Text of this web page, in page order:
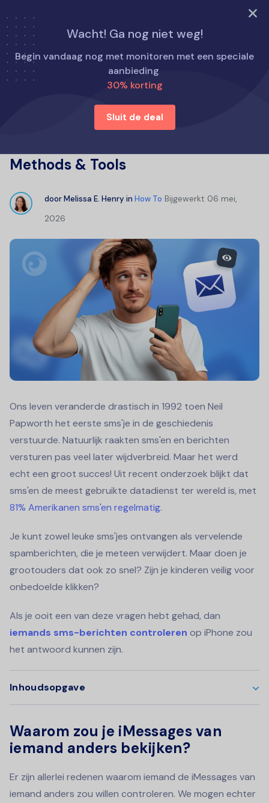
PROBEER NU
Wacht! Ga nog niet weg!
Begin vandaag nog met monitoren met een speciale
aanbieding
30% korting
Sluit de deal
Home
Hoe te
How to See Someone Text Messages on iPhone: Proven
Methods & Tools
How to See Someone Text
Methods & Tools
doorMelissa E. Henry in How To Bijgewerkt 06 mei,
2026
Ons leven veranderde drastisch in 1992 toen Neil
Papworth het eerste sms'je in de geschiedenis
verstuurde. Natuurlijk raakten sms'en en berichten
versturen pas veel later wijdverbreid. Maar het werd
echt een groot succes! Uit recent onderzoek blijkt dat
sms'en de meest gebruikte datadienst ter wereld is, met
81% Amerikanen sms'en regelmatig.
Je kunt zowel leuke sms'jes ontvangen als vervelende
spamberichten, die je meteen verwijdert. Maar doen je
grootouders dat ook zo snel? Zijn je kinderen veilig voor
onbedoelde klikken?
Als je ooit een van deze vragen hebt gehad, dan
iemands sms-berichten controleren op iPhone zou
het antwoord kunnen zijn.
Inhoudsopgave
Waarom zou je iMessages van
iemand anders bekijken?
Er zijn allerlei redenen waarom iemand de iMessages van
iemand anders zou willen controleren. We mogen echter